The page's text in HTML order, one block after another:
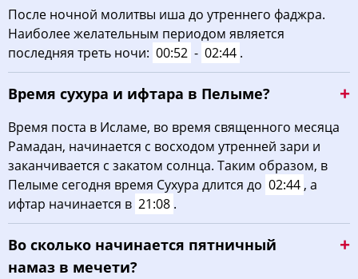
29, Сб 03:05 05:36 12:53 16:40 20:08
30, Вс 03:06 05:39 12:53 16:38 20:05 22:29
03:07 05:41 12:52
После ночной молитвы иша до утреннего фаджра.
Наиболее желательным периодом является
последняя треть ночи: 00:52 - 02:44 .
Время сухура и ифтара в Пелыме?
Время поста в Исламе, во время священного месяца
Рамадан, начинается с восходом утренней зари и
заканчивается с закатом солнца. Таким образом, в
Пелыме сегодня время Сухура длится до 02:44 , а
ифтар начинается в 21:08 .
Во сколько начинается пятничный
намаз в мечети?